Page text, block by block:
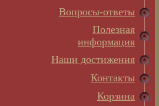
Вопросы-ответы
Полезная
информация
Наши достижения
Контакты
Корзина